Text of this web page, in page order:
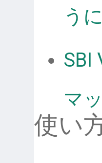
う
SBI
マ
使い